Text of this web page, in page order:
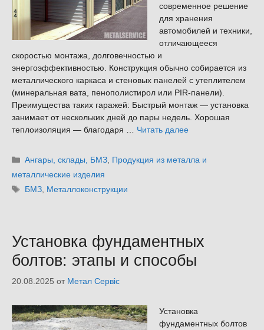
современное решение
для хранения
автомобилей и техники,
отличающееся
скоростью монтажа, долговечностью и
энергоэффективностью. Конструкция обычно собирается из
металлического каркаса и стеновых панелей с утеплителем
(минеральная вата, пенополистирол или PIR-панели).
Преимущества таких гаражей: Быстрый монтаж — установка
занимает от нескольких дней до пары недель. Хорошая
теплоизоляция — благодаря … Читать далее
Рубрики
Ангары, склады, БМЗ Продукция из металла и
металлические изделия
Метки
БМЗ Металлоконструкции
Установка фундаментных
болтов: этапы и способы
20.08.2025 от Метал Сервіс
Установка
фундаментных болтов